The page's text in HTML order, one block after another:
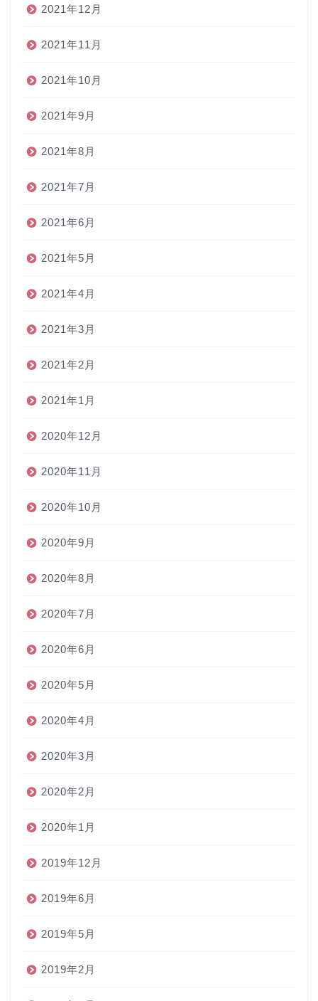
2021年12月
2021年11月
2021年10月
2021年9月
2021年8月
2021年7月
2021年6月
2021年5月
2021年4月
2021年3月
2021年2月
2021年1月
2020年12月
2020年11月
2020年10月
2020年9月
2020年8月
2020年7月
2020年6月
2020年5月
2020年4月
2020年3月
2020年2月
2020年1月
2019年12月
2019年6月
2019年5月
2019年2月